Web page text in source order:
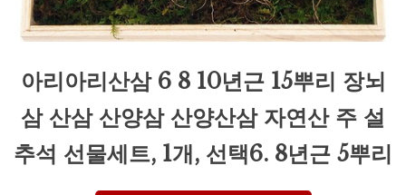
아리아리산삼 6 8 10년근 15뿌리 장뇌
삼 산삼 산양삼 산양산삼 자연산 주 설
추석 선물세트, 1개, 선택6. 8년근 5뿌리